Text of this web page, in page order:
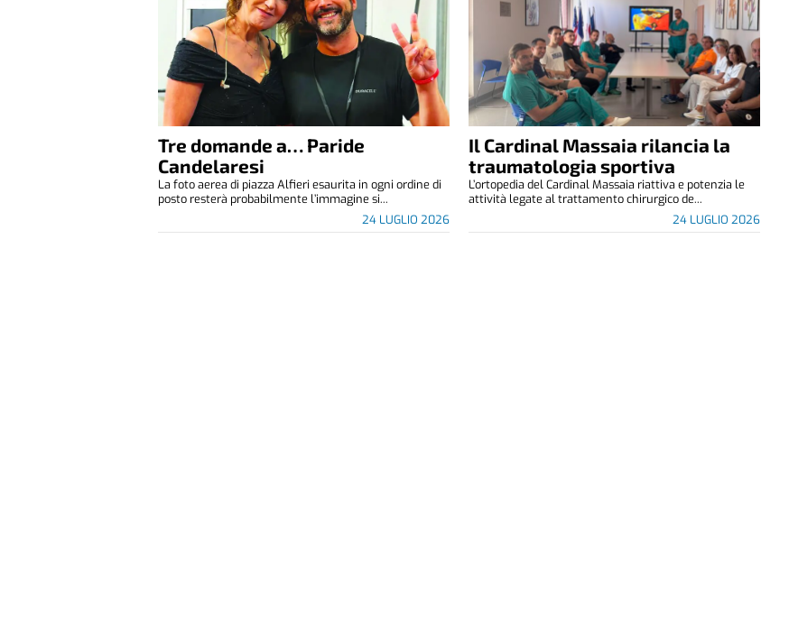
Tre domande a… Paride
Candelaresi
24 LUGLIO 2026
La foto aerea di piazza Alfieri esaurita in ogni ordine di
posto resterà probabilmente l’immagine si...
Il Cardinal Massaia rilancia la
traumatologia sportiva
24 LUGLIO 2026
L’ortopedia del Cardinal Massaia riattiva e potenzia le
attività legate al trattamento chirurgico de...